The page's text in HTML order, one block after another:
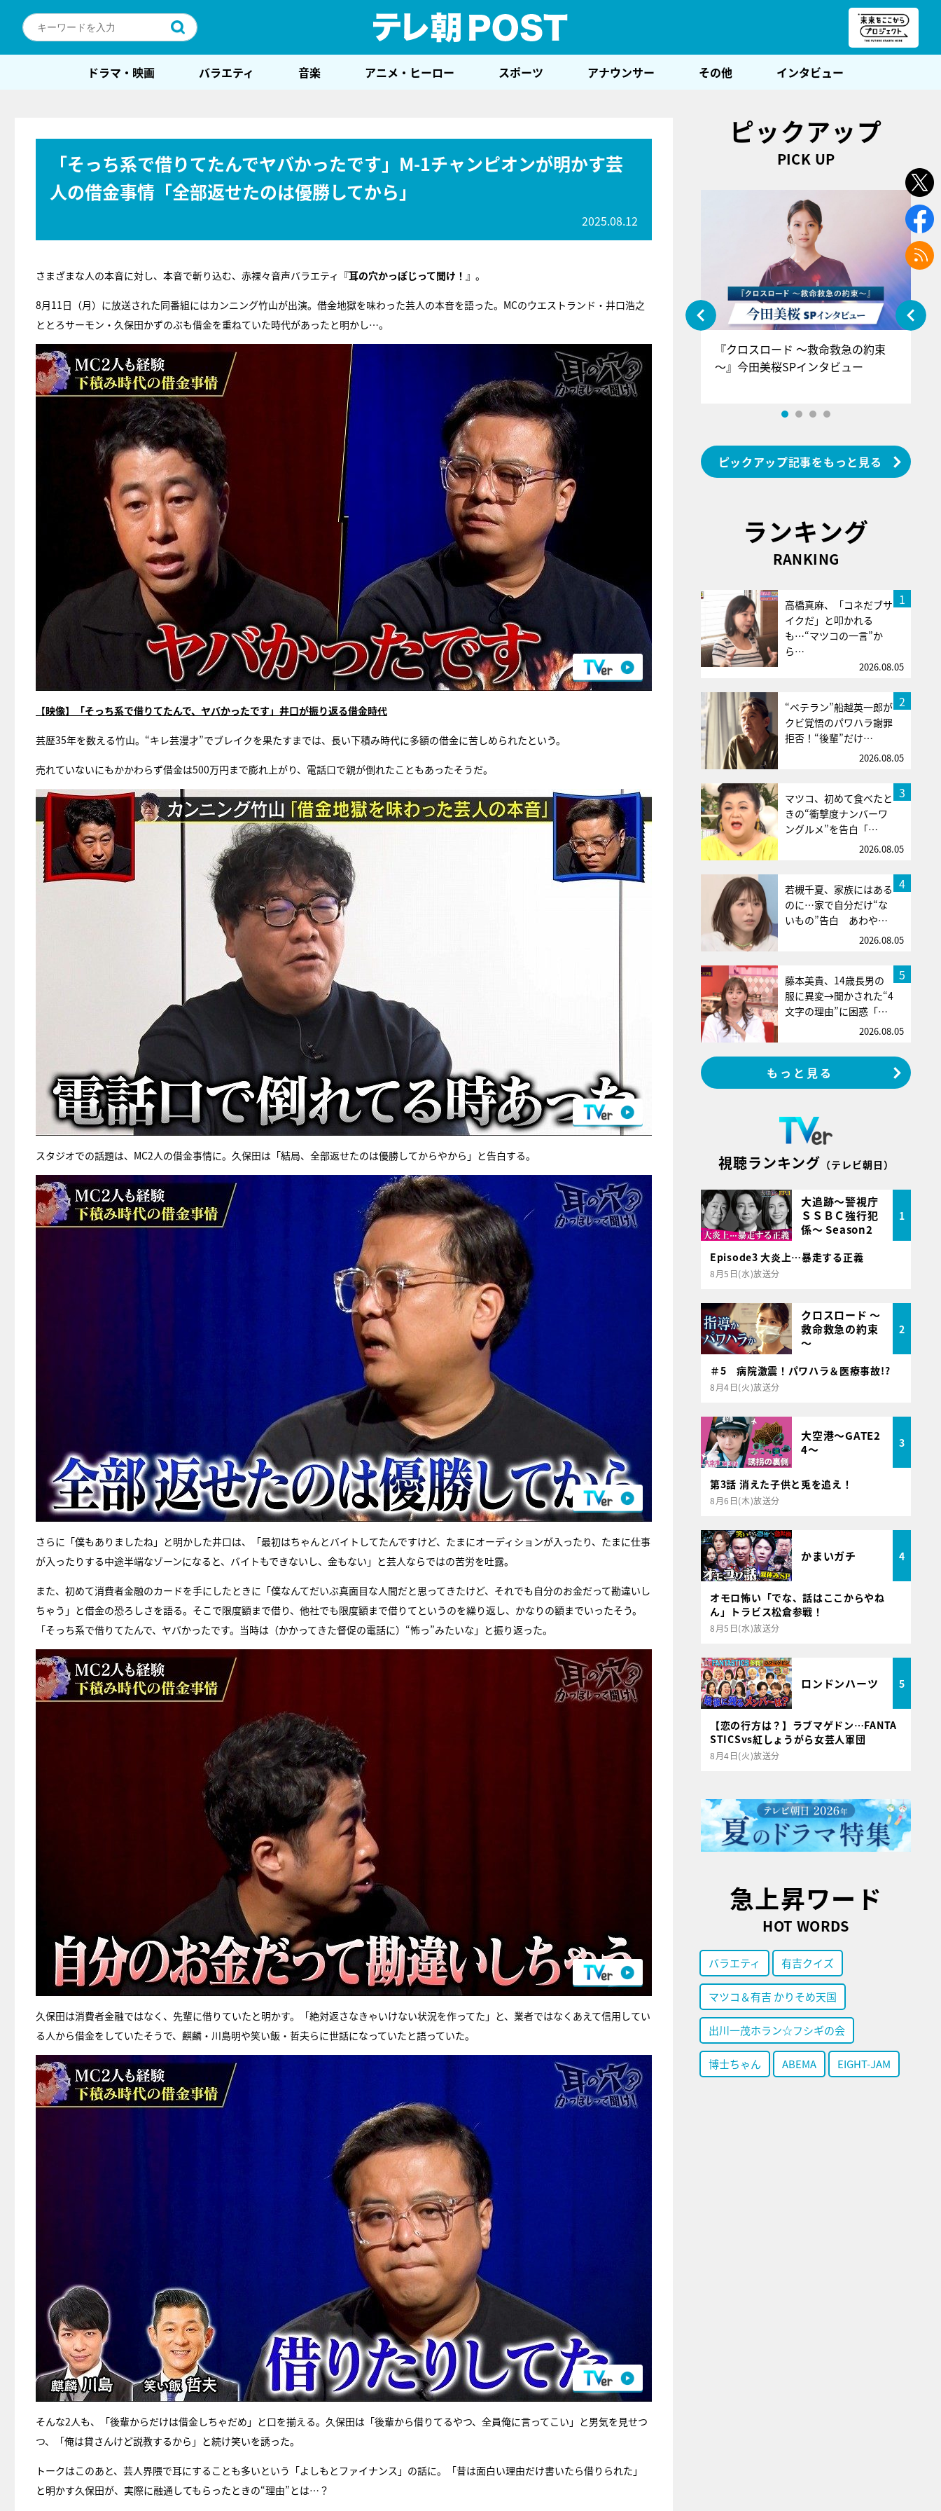
ドラマ・映画 バラエティ 音楽 アニメ・ヒーロー スポーツ アナウンサー その他 インタビュー
「そっち系で借りてたんでヤバかったです」M-1チャンピオンが明かす芸
人の借金事情「全部返せたのは優勝してから」
2025.08.12
さまざまな人の本音に対し、本音で斬り込む、赤裸々音声バラエティ『耳の穴かっぽじって聞け！ 』。
8月11日（月）に放送された同番組にはカンニング竹山が出演。借金地獄を味わった芸人の本音を語った。MCのウエストランド・井口浩之
ととろサーモン・久保田かずのぶも借金を重ねていた時代があったと明かし…。
【映像】「そっち系で借りてたんで、ヤバかったです」井口が振り返る借金時代
芸歴35年を数える竹山。“キレ芸漫才”でブレイクを果たすまでは、長い下積み時代に多額の借金に苦しめられたという。
売れていないにもかかわらず借金は500万円まで膨れ上がり、電話口で親が倒れたこともあったそうだ。
スタジオでの話題は、MC2人の借金事情に。久保田は「結局、全部返せたのは優勝してからやから」と告白する。
さらに「僕もありましたね」と明かした井口は、「最初はちゃんとバイトしてたんですけど、たまにオーディションが入ったり、たまに仕事
が入ったりする中途半端なゾーンになると、バイトもできないし、金もない」と芸人ならではの苦労を吐露。
また、初めて消費者金融のカードを手にしたときに「僕なんてだいぶ真面目な人間だと思ってきたけど、それでも自分のお金だって勘違いし
ちゃう」と借金の恐ろしさを語る。そこで限度額まで借り、他社でも限度額まで借りてというのを繰り返し、かなりの額までいったそう。
「そっち系で借りてたんで、ヤバかったです。当時は（かかってきた督促の電話に）“怖っ”みたいな」と振り返った。
久保田は消費者金融ではなく、先輩に借りていたと明かす。「絶対返さなきゃいけない状況を作ってた」と、業者ではなくあえて信用してい
る人から借金をしていたそうで、麒麟・川島明や笑い飯・哲夫らに世話になっていたと語っていた。
そんな2人も、「後輩からだけは借金しちゃだめ」と口を揃える。久保田は「後輩から借りてるやつ、全員俺に言ってこい」と男気を見せつ
つ、「俺は貸さんけど説教するから」と続け笑いを誘った。
トークはこのあと、芸人界隈で耳にすることも多いという「よしもとファイナンス」の話に。「昔は面白い理由だけ書いたら借りられた」
と明かす久保田が、実際に融通してもらったときの“理由”とは…？
ピックアップ
PICK UP
『アイ＝ラブ！げーみんぐ』＝LOV
E齋藤樹愛羅＆佐々木舞香SPインタ
ビュー
『クロスロード ～救命救急の約束
～』今田美桜SPインタビュー
ピックアップ記事をもっと見る
ランキング
RANKING
1
高橋真麻、「コネだブサ
イクだ」と叩かれる
も…“マツコの一言”か
ら…
2026.08.05
2
“ベテラン”船越英一郎が
クビ覚悟のパワハラ謝罪
拒否！“後輩”だけ…
2026.08.05
3
マツコ、初めて食べたと
きの“衝撃度ナンバーワ
ングルメ”を告白「…
2026.08.05
4
若槻千夏、家族にはある
のに…家で自分だけ“な
いもの”告白 あわや…
2026.08.05
5
藤本美貴、14歳長男の
服に異変→聞かされた“4
文字の理由”に困惑「…
2026.08.05
もっと見る
視聴ランキング （テレビ朝日）
大追跡～警視庁
ＳＳＢＣ強行犯
係～ Season2
1
Episode3 大炎上…暴走する正義
8月5日(水)放送分
クロスロード ～
救命救急の約束
～
2
＃5 病院激震！パワハラ＆医療事故!?
8月4日(火)放送分
大空港～GATE2
4～
3
第3話 消えた子供と兎を追え！
8月6日(木)放送分
かまいガチ 4
オモロ怖い「でな、話はここからやね
ん」トラビス松倉参戦！
8月5日(水)放送分
ロンドンハーツ 5
【恋の行方は？】ラブマゲドン…FANTA
STICSvs紅しょうがら女芸人軍団
8月4日(火)放送分
急上昇ワード
HOT WORDS
バラエティ 有吉クイズ
マツコ＆有吉 かりそめ天国
出川一茂ホラン☆フシギの会
博士ちゃん ABEMA EIGHT-JAM